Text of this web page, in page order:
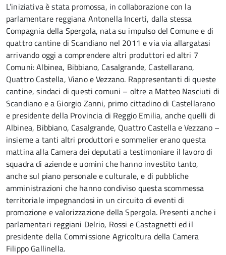
L’iniziativa è stata promossa, in collaborazione con la
parlamentare reggiana Antonella Incerti, dalla stessa
Compagnia della Spergola, nata su impulso del Comune e di
quattro cantine di Scandiano nel 2011 e via via allargatasi
arrivando oggi a comprendere altri produttori ed altri 7
Comuni: Albinea, Bibbiano, Casalgrande, Castellarano,
Quattro Castella, Viano e Vezzano. Rappresentanti di queste
cantine, sindaci di questi comuni – oltre a Matteo Nasciuti di
Scandiano e a Giorgio Zanni, primo cittadino di Castellarano
e presidente della Provincia di Reggio Emilia, anche quelli di
Albinea, Bibbiano, Casalgrande, Quattro Castella e Vezzano –
insieme a tanti altri produttori e sommelier erano questa
mattina alla Camera dei deputati a testimoniare il lavoro di
squadra di aziende e uomini che hanno investito tanto,
anche sul piano personale e culturale, e di pubbliche
amministrazioni che hanno condiviso questa scommessa
territoriale impegnandosi in un circuito di eventi di
promozione e valorizzazione della Spergola. Presenti anche i
parlamentari reggiani Delrio, Rossi e Castagnetti ed il
presidente della Commissione Agricoltura della Camera
Filippo Gallinella.